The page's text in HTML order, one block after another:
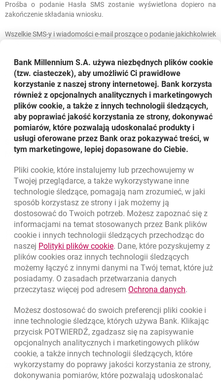
Prośba o podanie Hasła SMS zostanie wyświetlona dopiero na
zakończenie składania wniosku.
Wszelkie SMS-y i wiadomości e-mail proszące o podanie jakichkolwiek
Ze względów bezpieczeństwa czas trwania sesji w Millenecie jest
ograniczony; po jego upływie następuje wylogowanie z Millenetu, a
dane wprowadzone we wniosku zostają automatycznie zapisane.
Czas trwania sesji sprawdzisz pod przyciskiem „Wyloguj" w
Millenecie.
Standardowe zasady bezpieczeństwa w systemie
Millenet
Nawigacja dolna
Zadzwoń do nas
801 331 331
(+48) 22 598 40 40
Migam
Znajdź placówkę lub bankomat otwiera się w nowej karcie
Oceń nas otwiera się w nowej karcie
Złóż wniosek przez internet
Bank Millennium S.A. używa niezbędnych plików cookie
(tzw. ciasteczek), aby umożliwić Ci prawidłowe
korzystanie z naszej strony internetowej. Bank korzysta
również z opcjonalnych analitycznych i marketingowych
plików cookie, a także z innych technologii śledzących,
aby poprawiać jakość korzystania ze strony, dokonywać
pomiarów, które pozwalają udoskonalać produkty i
usługi oferowane przez Bank oraz pokazywać treści, w
tym marketingowe, lepiej dopasowane do Ciebie.
Pliki cookie, które instalujemy lub przechowujemy w
Twojej przeglądarce, a także wykorzystywane inne
technologie śledzące, pomagają nam zrozumieć, w jaki
sposób korzystasz ze strony i jak możemy ją
dostosować do Twoich potrzeb. Możesz zapoznać się z
informacjami na temat stosowanych przez Bank plików
cookie i innych technologii śledzących przechodząc do
naszej Polityki plików cookielink otwiera się w nowym oknie
. Dane, które pozyskujemy z
plików cookies oraz innych technologii śledzących
możemy łączyć z innymi danymi na Twój temat, które już
posiadamy. O zasadach przetwarzania danych
przeczytasz więcej pod adresem Ochrona danychlink
.
Możesz dostosować do swoich preferencji pliki cookie i
inne technologie śledzące, których używa Bank. Klikając
przycisk POTWIERDŹ, zgadzasz się na zapisywanie
opcjonalnych analitycznych i marketingowych plików
cookie, a także innych technologii śledzących, które
wykorzystamy do poprawy jakości korzystania ze strony,
dokonywania pomiarów, które pozwalają udoskonalać